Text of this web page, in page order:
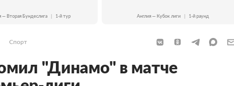
— Вторая Бундеслига 1-й тур Англия — Кубок лиги 1-й раунд
Спорт
"Динамо" в матче